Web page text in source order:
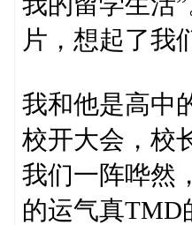
片，想起了我
我和他是高中
校开大会，校
我们一阵哗然
的运气真TMD